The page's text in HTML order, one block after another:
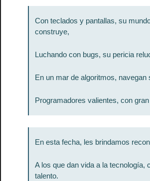
Con teclados y pantallas, su
construye,
Luchando con bugs, su pericia
En un mar de algoritmos, navegan
Programadores valientes, con gran
En esta fecha, les brindamos
A los que dan vida a la tecnología,
talento.